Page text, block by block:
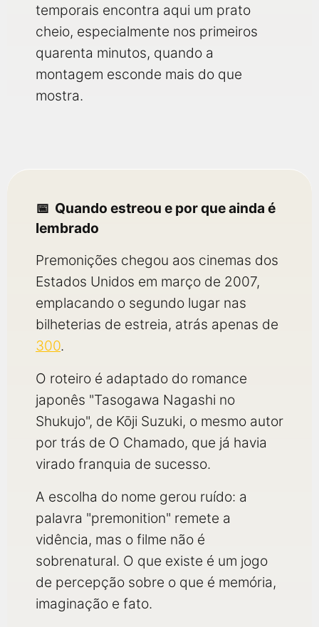
temporais encontra aqui um prato
cheio, especialmente nos primeiros
quarenta minutos, quando a
montagem esconde mais do que
mostra.
Quando estreou e por que ainda é
lembrado
Premonições chegou aos cinemas dos
Estados Unidos em março de 2007,
emplacando o segundo lugar nas
bilheterias de estreia, atrás apenas de
300.
O roteiro é adaptado do romance
japonês "Tasogawa Nagashi no
Shukujo", de Kōji Suzuki, o mesmo autor
por trás de O Chamado, que já havia
virado franquia de sucesso.
A escolha do nome gerou ruído: a
palavra "premonition" remete a
vidência, mas o filme não é
sobrenatural. O que existe é um jogo
de percepção sobre o que é memória,
imaginação e fato.